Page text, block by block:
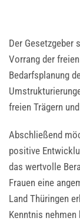
Der Gesetzgeber
Vorrang der
Bedarfsplanung
freien Trägern
Abschließend
positive
das wertvolle
Frauen eine
Land Thüringen
Kenntnis